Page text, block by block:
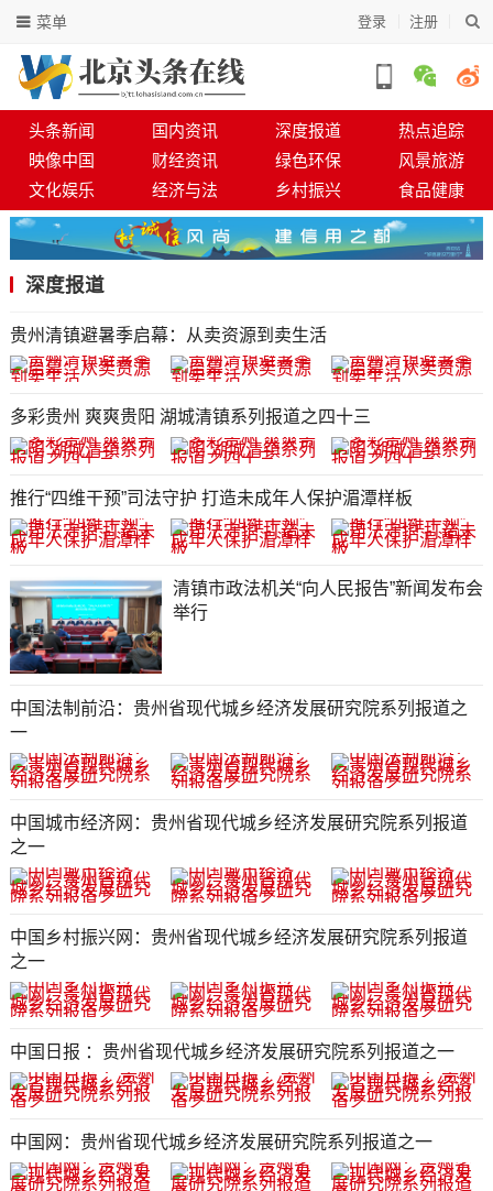
登录 注册
菜单
头条新闻 国内资讯 深度报道
热点追踪
映像中国
财经资讯 绿色环保
风景旅游
文化娱乐
经济与法 乡村振兴 食品健康
深度报道
贵州清镇避暑季启幕：从卖资源到卖生活
多彩贵州 爽爽贵阳 湖城清镇系列报道之四十三
推行“四维干预”司法守护 打造未成年人保护湄潭样板
清镇市政法机关“向人民报告”新闻发布会
举行
中国法制前沿：贵州省现代城乡经济发展研究院系列报道之
一
中国城市经济网：贵州省现代城乡经济发展研究院系列报道
之一
中国乡村振兴网：贵州省现代城乡经济发展研究院系列报道
之一
中国日报 ：贵州省现代城乡经济发展研究院系列报道之一
中国网：贵州省现代城乡经济发展研究院系列报道之一